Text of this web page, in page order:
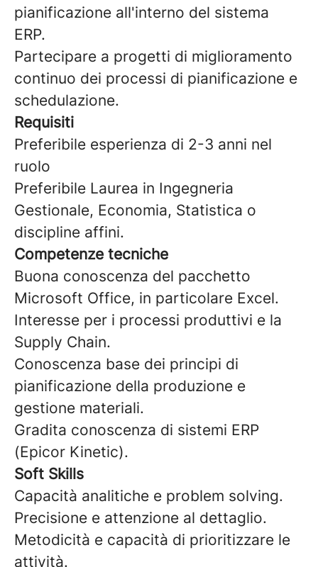
pianificazione all'interno del sistema
ERP.
Partecipare a progetti di miglioramento
continuo dei processi di pianificazione e
schedulazione.
Requisiti
Preferibile esperienza di 2-3 anni nel
ruolo
Preferibile Laurea in Ingegneria
Gestionale, Economia, Statistica o
discipline affini.
Competenze tecniche
Buona conoscenza del pacchetto
Microsoft Office, in particolare Excel.
Interesse per i processi produttivi e la
Supply Chain.
Conoscenza base dei principi di
pianificazione della produzione e
gestione materiali.
Gradita conoscenza di sistemi ERP
(Epicor Kinetic).
Soft Skills
Capacità analitiche e problem solving.
Precisione e attenzione al dettaglio.
Metodicità e capacità di prioritizzare le
attività.